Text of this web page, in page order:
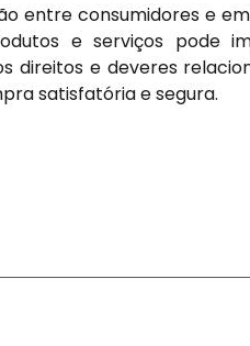
entre consumidores e
e serviços pode
direitos e deveres
satisfatória e segura.